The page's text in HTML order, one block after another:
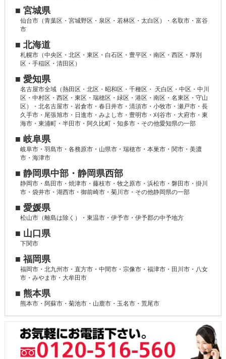
■ 宮城県
仙台市（青葉区・宮城野区・泉区・若林区・太白区）・名取市・富谷
市
■ 北海道
札幌市（中央区・北区・東区・白石区・豊平区・南区・西区・厚別
区・手稲区・清田区）
■ 愛知県
名古屋市全域（熱田区・北区・昭和区・千種区・ 天白区・中区・中川
区・中村区・西区・東区・瑞穂区・緑区・港区・南区・名東区・守山
区）・北名古屋市・岩倉市・春日井市・清須市・小牧市・瀬戸市・長
久手市・尾張旭市・日進市・みよし市・豊明市・刈谷市・大府市・東
海市・東浦町・半田市・阿久比町・知多市・その他愛知県の一部
■ 岐阜県
岐阜市・羽島市・各務原市・山県市・瑞穂市・本巣市・関市・美濃
市・海津市
■ 静岡県中部・静岡県西部
静岡市・島田市・焼津市・藤枝市・牧之原市・浜松市・磐田市・掛川
市・袋井市・湖西市・御前崎市・菊川市・その他静岡県の一部
■ 愛媛県
松山市（離島は除く）・東温市・伊予市・伊予郡の中予地方
■ 山口県
下関市
■ 福岡県
福岡市・北九州市・直方市・中間市・宗像市・福津市・田川市・八女
市・みやま市・大牟田市
■ 熊本県
熊本市・阿蘇市・菊池市・山鹿市・玉名市・荒尾市